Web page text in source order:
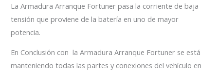
La Armadura Arranque Fortuner pasa la corriente de baja
tensión que proviene de la batería en uno de mayor
potencia.
En Conclusión con la Armadura Arranque Fortuner se está
manteniendo todas las partes y conexiones del vehículo en